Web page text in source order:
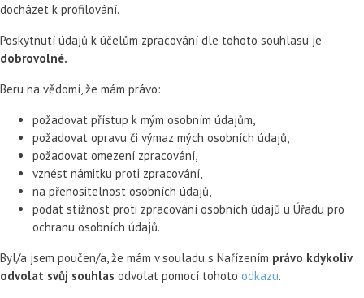
docházet k profilování.
Poskytnutí údajů k účelům zpracování dle tohoto souhlasu je
dobrovolné.
Beru na vědomí, že mám právo:
požadovat přístup k mým osobním údajům,
požadovat opravu či výmaz mých osobních údajů,
požadovat omezení zpracování,
vznést námitku proti zpracování,
na přenositelnost osobních údajů,
podat stížnost proti zpracování osobních údajů u Úřadu pro
ochranu osobních údajů.
Byl/a jsem poučen/a, že mám v souladu s Nařízením právo kdykoliv
odvolat svůj souhlas odvolat pomocí tohoto odkazu.